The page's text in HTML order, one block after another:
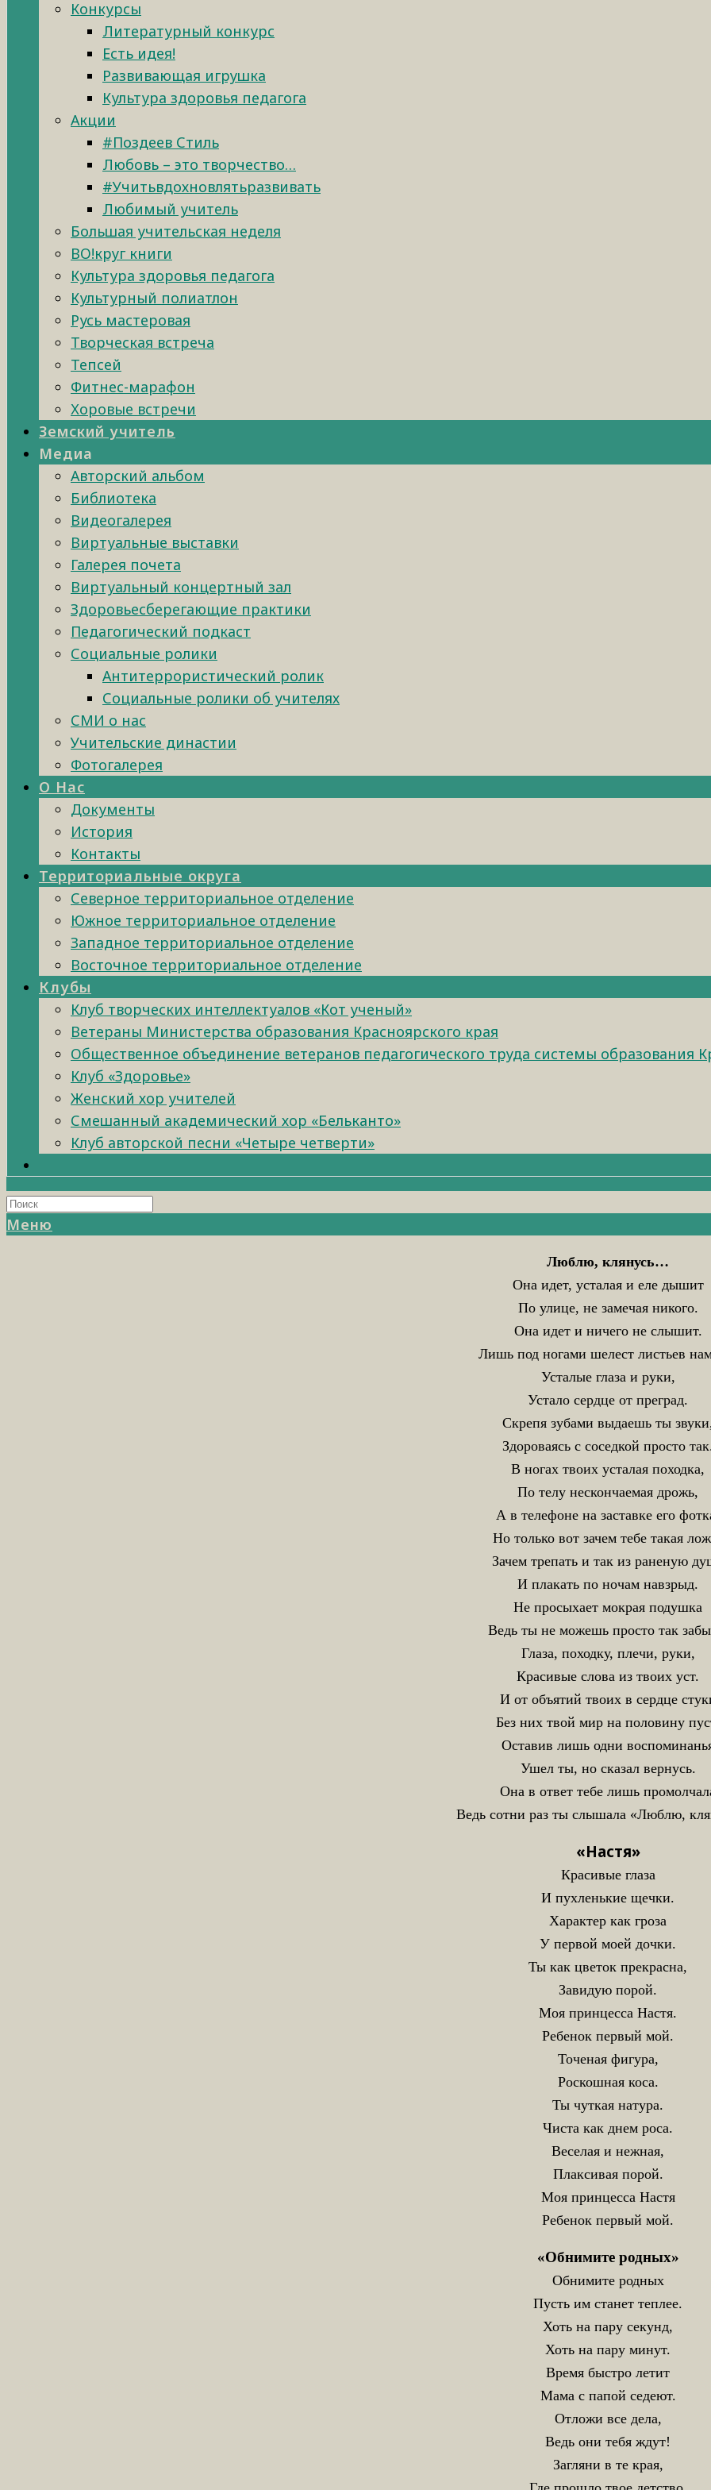
Конкурсы
Литературный конкурс
Есть идея!
Развивающая игрушка
Культура здоровья педагога
Акции
#Поздеев Стиль
Любовь – это творчество…
#Учитьвдохновлятьразвивать
Любимый учитель
Большая учительская неделя
ВО!круг книги
Культура здоровья педагога
Культурный полиатлон
Русь мастеровая
Творческая встреча
Тепсей
Фитнес-марафон
Хоровые встречи
Земский учитель
Медиа
Авторский альбом
Библиотека
Видеогалерея
Виртуальные выставки
Галерея почета
Виртуальный концертный зал
Здоровьесберегающие практики
Педагогический подкаст
Социальные ролики
Антитеррористический ролик
Социальные ролики об учителях
СМИ о нас
Учительские династии
Фотогалерея
О Нас
Документы
История
Контакты
Территориальные округа
Северное территориальное отделение
Южное территориальное отделение
Западное территориальное отделение
Восточное территориальное отделение
Клубы
Клуб творческих интеллектуалов «Кот ученый»
Ветераны Министерства образования Красноярского края
Общественное объединение ветеранов педагогического труда системы образования
Клуб «Здоровье»
Женский хор учителей
Смешанный академический хор «Бельканто»
Клуб авторской песни «Четыре четверти»
Меню
Люблю, клянусь…
Она идет, усталая и еле дышит
По улице, не замечая никого.
Она идет и ничего не слышит.
Лишь под ногами шелест листьев
Усталые глаза и руки,
Устало сердце от преград.
Скрепя зубами выдаешь ты
Здороваясь с соседкой просто
В ногах твоих усталая походка,
По телу нескончаемая дрожь,
А в телефоне на заставке его
Но только вот зачем тебе такая
Зачем трепать и так из раненую
И плакать по ночам навзрыд.
Не просыхает мокрая подушка
Ведь ты не можешь просто так
Глаза, походку, плечи, руки,
Красивые слова из твоих уст.
И от объятий твоих в сердце
Без них твой мир на половину
Оставив лишь одни
Ушел ты, но сказал вернусь.
Она в ответ тебе лишь
Ведь сотни раз ты слышала «Люблю,
«Настя»
Красивые глаза
И пухленькие щечки.
Характер как гроза
У первой моей дочки.
Ты как цветок прекрасна,
Завидую порой.
Моя принцесса Настя.
Ребенок первый мой.
Точеная фигура,
Роскошная коса.
Ты чуткая натура.
Чиста как днем роса.
Веселая и нежная,
Плаксивая порой.
Моя принцесса Настя
Ребенок первый мой.
«Обнимите родных»
Обнимите родных
Пусть им станет теплее.
Хоть на пару секунд,
Хоть на пару минут.
Время быстро летит
Мама с папой седеют.
Отложи все дела,
Ведь они тебя ждут!
Загляни в те края,